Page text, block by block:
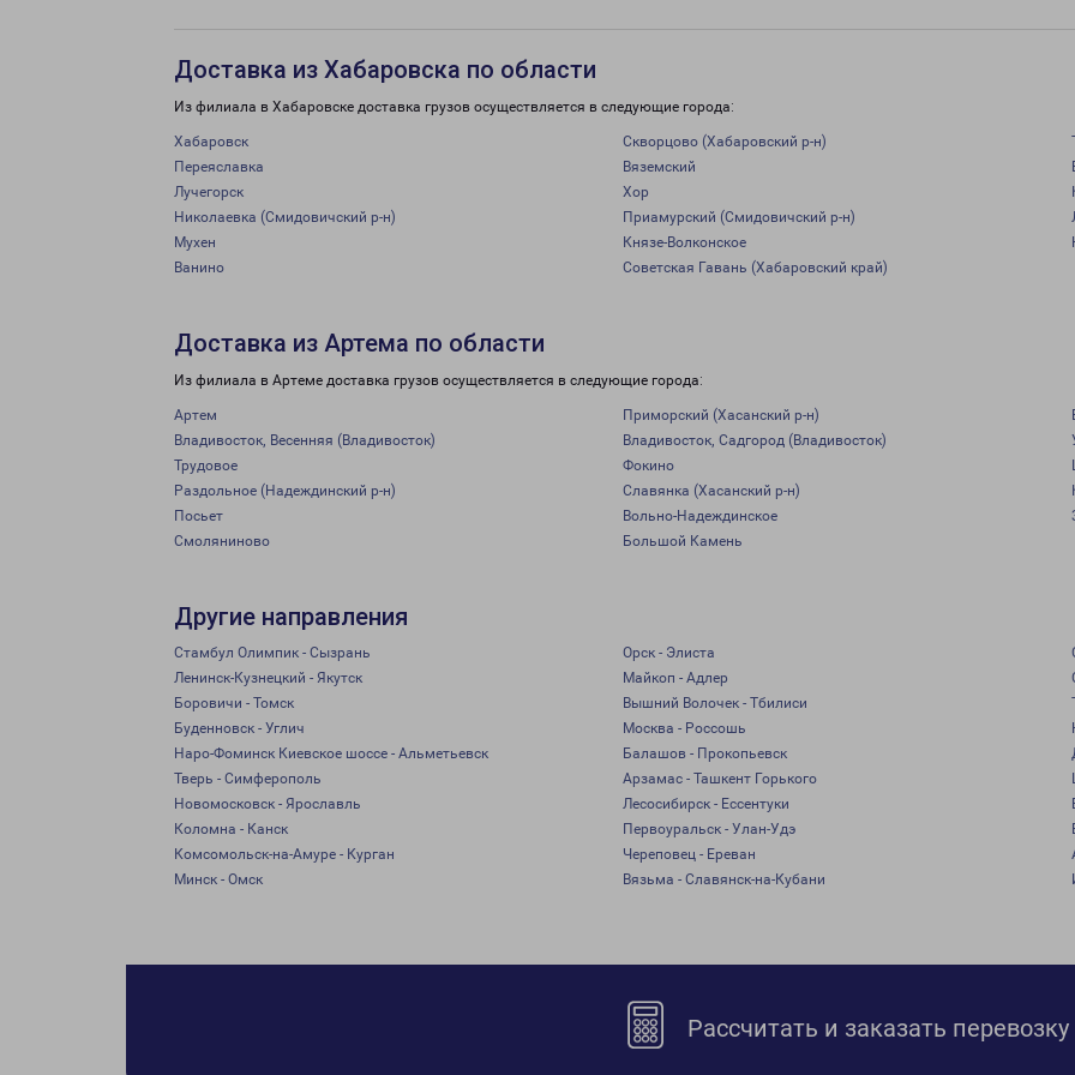
Доставка из Хабаровска по области
Из филиала в Хабаровске доставка грузов осуществляется в следующие города:
Хабаровск Скворцово (Хабаровский р-н)
Переяславка
Вяземский
Лучегорск
Хор
Николаевка (Смидовичский р-н)
Приамурский (Смидовичский р-н)
Мухен
Князе-Волконское
Ванино
Советская Гавань (Хабаровский край)
Доставка из Артема по области
Из филиала в Артеме доставка грузов осуществляется в следующие города:
Артем Приморский (Хасанский р-н)
Владивосток, Весенняя (Владивосток)
Владивосток, Садгород (Владивосток)
Трудовое
Фокино
Раздольное (Надеждинский р-н)
Славянка (Хасанский р-н)
Посьет
Вольно-Надеждинское
Смоляниново
Большой Камень
Другие направления
Стамбул Олимпик - Сызрань Орск - Элиста
Ленинск-Кузнецкий - Якутск
Майкоп - Адлер
Боровичи - Томск
Вышний Волочек - Тбилиси
Буденновск - Углич
Москва - Россошь
Наро-Фоминск Киевское шоссе - Альметьевск
Балашов - Прокопьевск
Тверь - Симферополь
Арзамас - Ташкент Горького
Новомосковск - Ярославль
Лесосибирск - Ессентуки
Коломна - Канск
Первоуральск - Улан-Удэ
Комсомольск-на-Амуре - Курган
Череповец - Ереван
Минск - Омск
Вязьма - Славянск-на-Кубани
Рассчитать и заказать перевозку